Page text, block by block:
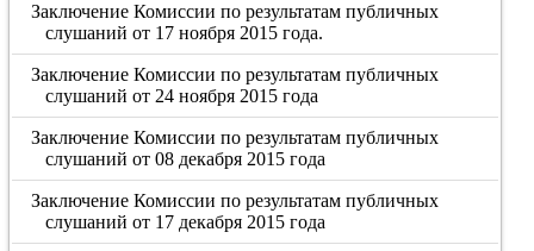
Заключение Комиссии по результатам публичных
слушаний от 17 ноября 2015 года.
Заключение Комиссии по результатам публичных
слушаний от 24 ноября 2015 года
Заключение Комиссии по результатам публичных
слушаний от 08 декабря 2015 года
Заключение Комиссии по результатам публичных
слушаний от 17 декабря 2015 года